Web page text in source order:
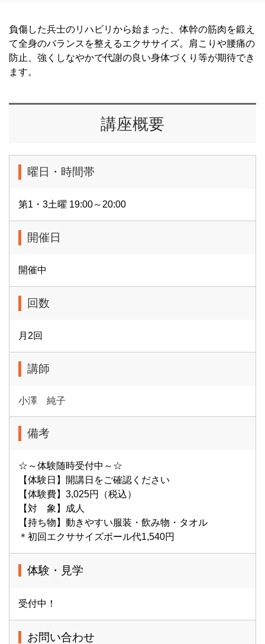
負傷した兵士のリハビリから始まった、体幹の筋肉を鍛え
て全身のバランスを整えるエクササイズ。肩こりや腰痛の
防止、強くしなやかで代謝の良い身体づくり等が期待でき
ます。
講座概要
曜日・時間帯
第1・3土曜 19:00～20:00
開催日
開催中
回数
月2回
講師
小澤 純子
備考
☆～体験随時受付中～☆
【体験日】開講日をご確認ください
【体験費】3,025円（税込）
【対 象】成人
【持ち物】動きやすい服装・飲み物・タオル
＊初回エクササイズボール代1,540円
体験・見学
受付中！
お問い合わせ